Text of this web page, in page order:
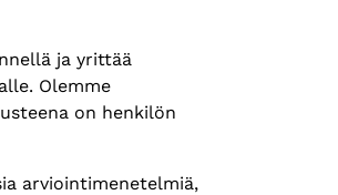
ja yrittää
Olemme
on henkilön
arviointimenetelmiä,